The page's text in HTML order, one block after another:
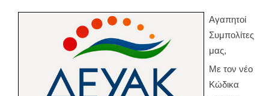
Αγαπητοί
Συμπολίτες
μας,
Με τον νέο
Κώδικα